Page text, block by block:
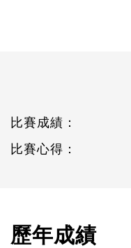
比賽成績：
比賽心得：
歷年成績